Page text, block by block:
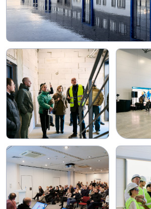
Телефон
+7 (812) 603-99-59
Адрес офиса
Красногвардейская пл., д. 3,
Е Дизайн-квартал DAA, офис
183
Часы работы
пн-пт с 9:30 до 18:00
Контакты